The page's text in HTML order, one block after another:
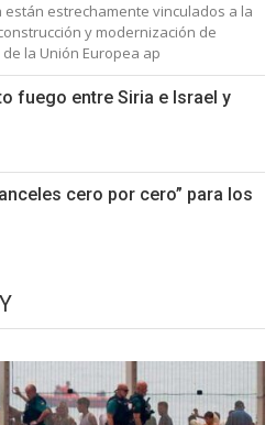
están estrechamente vinculados a la
y modernización de
la Unión Europea ap
fuego entre Siria e Israel y
cero por cero” para los